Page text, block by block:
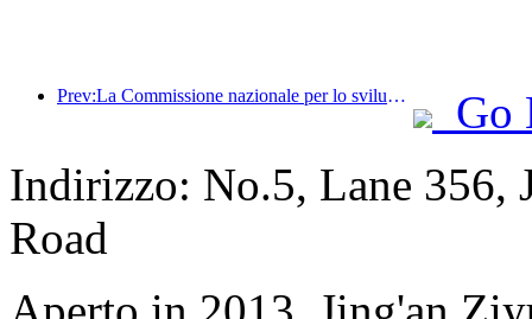
Prev:La Commissione nazionale per lo sviluppo e la riforma ha pubblicato il primo lotto di 49 destinazioni sportive all'aperto di alta qualità
Go
Indirizzo: No.5, Lane 356,
Road